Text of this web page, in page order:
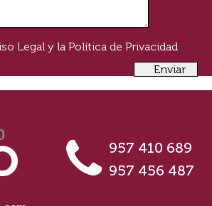
Legal y la Política de Privacidad
957 410 689
957 456 487